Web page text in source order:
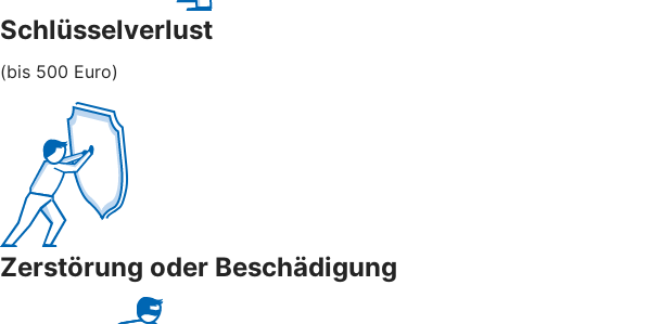
Schlüsselverlust
(bis 500 Euro)
Zerstörung oder Beschädigung